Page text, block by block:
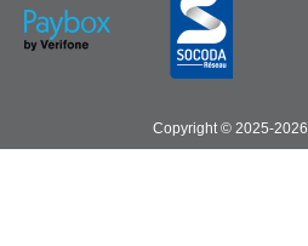
Copyright © 2025-2026